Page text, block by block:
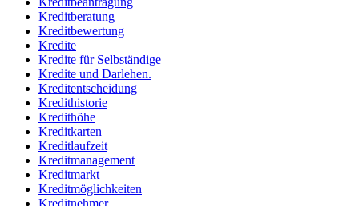
Kreditberatung
Kreditbewertung
Kredite
Kredite für Selbständige
Kredite und Darlehen.
Kreditentscheidung
Kredithistorie
Kredithöhe
Kreditkarten
Kreditlaufzeit
Kreditmanagement
Kreditmarkt
Kreditmöglichkeiten